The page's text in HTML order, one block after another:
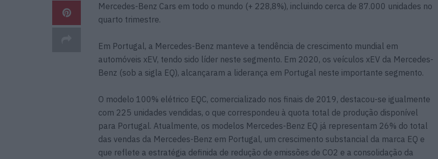
Mercedes-Benz Cars em todo o mundo (+ 228,8%), incluindo cerca de 87.000 unidades no
quarto trimestre.
Em Portugal, a Mercedes-Benz manteve a tendência de crescimento mundial em
automóveis xEV, tendo sido líder neste segmento. Em 2020, os veículos xEV da Mercedes-
Benz (sob a sigla EQ), alcançaram a liderança em Portugal neste importante segmento.
O modelo 100% elétrico EQC, comercializado nos finais de 2019, destacou-se igualmente
com 225 unidades vendidas, o que correspondeu à quota total de produção disponível
para Portugal. Atualmente, os modelos Mercedes-Benz EQ já representam 26% do total
das vendas da Mercedes-Benz em Portugal, um crescimento substancial da marca EQ e
que reflete a estratégia definida de redução de emissões de CO2 e a consolidação da